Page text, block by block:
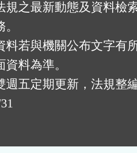
規之最新動態及資料檢
料若與機關公布文字有
料為準。
週五定期更新，法規整